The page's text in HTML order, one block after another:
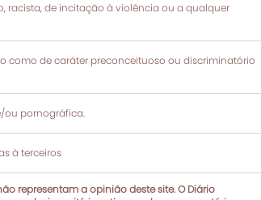
racista, de incitação à violência ou a qualquer
como de caráter preconceituoso ou discriminatório
ou pornográfica.
à terceiros
representam a opinião deste site. O Diário